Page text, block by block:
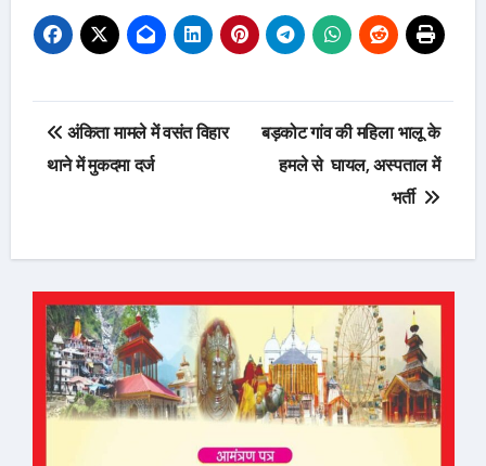
Post
navigation
अंकिता मामले में वसंत विहार
थाने में मुकदमा दर्ज
बड़कोट गांव की महिला भालू के
हमले से घायल, अस्पताल में
भर्ती